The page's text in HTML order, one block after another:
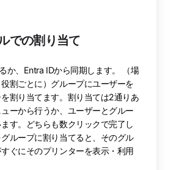
での割り当て
か、Entra IDから同期します。
（場
割ごとに）グループにユーザーを
割り当てます。割り当ては2通りあ
ーから行うか、ユーザーとグルー
す。どちらも数クリックで完了し
ループに割り当てると、そのグル
ぐにそのプリンターを表示・利用